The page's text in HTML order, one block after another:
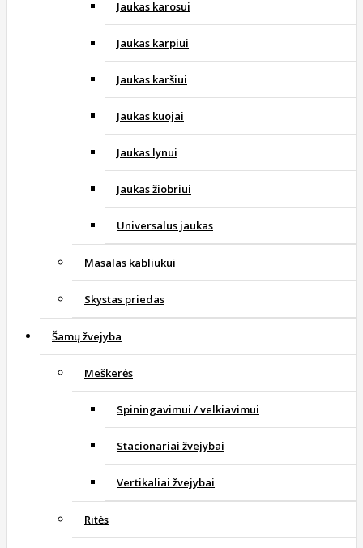
Jaukas karosui
Jaukas karpiui
Jaukas karšiui
Jaukas kuojai
Jaukas lynui
Jaukas žiobriui
Universalus jaukas
Masalas kabliukui
Skystas priedas
Šamų žvejyba
Meškerės
Spiningavimui / velkiavimui
Stacionariai žvejybai
Vertikaliai žvejybai
Ritės